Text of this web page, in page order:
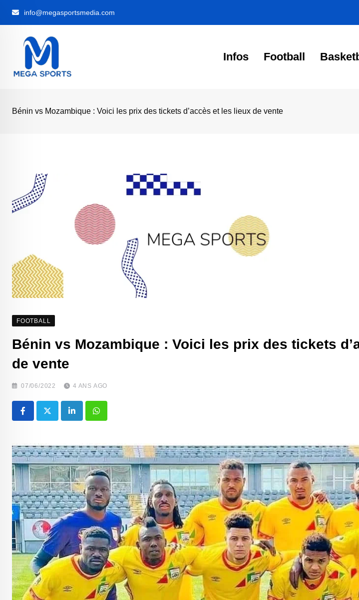
info@megasportsmedia.com
Infos Football
Bénin vs Mozambique : Voici les prix des tickets d’accès et les lieux de vente
FOOTBALL
Bénin vs Mozambique : Voici les prix des tickets
de vente
07/06/2022 4 ANS AGO
LinkedIn Whatsapp